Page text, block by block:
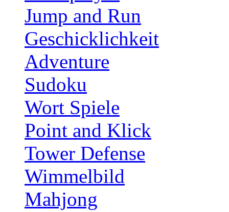
Jump and Run
Geschicklichkeit
Adventure
Sudoku
Wort Spiele
Point and Klick
Tower Defense
Wimmelbild
Mahjong